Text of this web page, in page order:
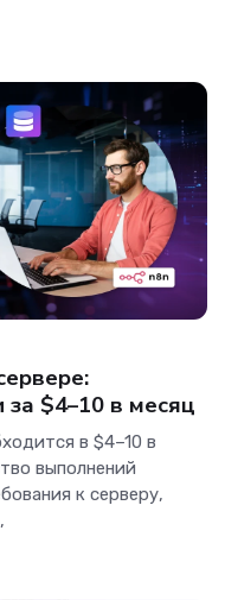
$4–10 в месяц
в $4–10 в
выполнений
к серверу,